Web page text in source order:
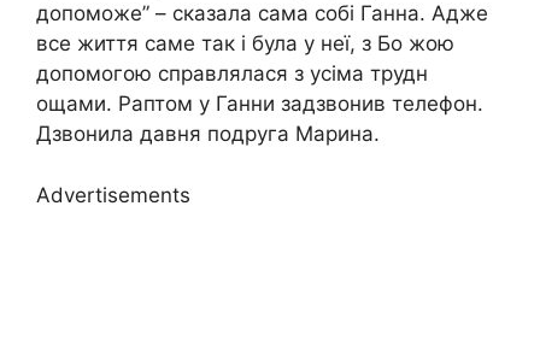
допоможе” – сказала сама собі Ганна. Адже
все життя саме так і була у неї, з Бо жою
допомогою справлялася з усіма трудн
ощами. Раптом у Ганни задзвонив телефон.
Дзвонила давня подруга Марина.
Advertisements